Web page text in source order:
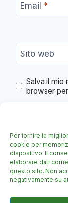
Per fornire le
cookie per
dispositivo. Il
elaborare dati
questo sito. Non
negativamente su
Email *
Sito web
Salva il mio
browser